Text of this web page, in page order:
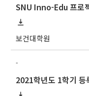
보건대학원
-
2021학년도 1학기 등